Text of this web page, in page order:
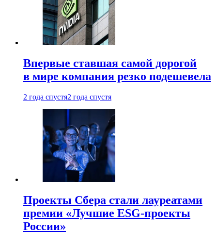
Впервые ставшая самой дорогой
в мире компания резко подешевела
2 года спустя2 года спустя
Проекты Сбера стали лауреатами
премии «Лучшие ESG-проекты
России»